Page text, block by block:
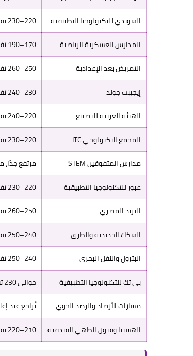
السويدي للتكنولوجيا التطبيقية
220–230 تقريبًا
المدارس العسكرية الرياضية
170–190 تقريبًا + اختبار رياضي
التمريض بعد الإعدادية
250–260 تقريبًا حسب المحافظة
إيجيبت جولد
230–240 تقريبًا
الهيئة العربية للتصنيع
220–240 تقريبًا
المجمع التكنولوجي ITC
220–230 تقريبًا
مدارس المتفوقين STEM
مرتفع
غبور للتكنولوجيا التطبيقية
220–230 تقريبًا
البريد المصري
250–260 تقريبًا
السكك الحديدية والطرق
240–250 تقريبًا
البترول والنقل البحري
240–250 تقريبًا (يختلف بالقسم)
بي تك للتكنولوجيا التطبيقية
حوالي 230 تقريبًا
مسارات الأرصاد والرصد الجوي
تُراجع عند
الهستيا وفنون الطهي الفندقية
210–220 تقريبًا